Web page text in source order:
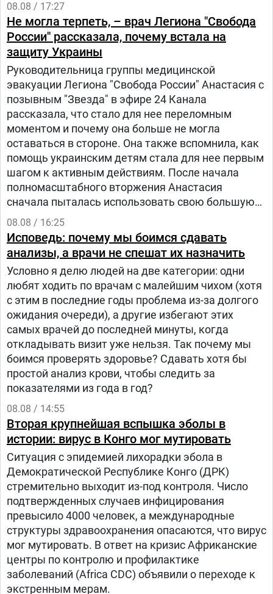
08.08 / 17:27
Не могла терпеть, – врач Легиона "Свобода
России" рассказала, почему встала на
защиту Украины
Руководительница группы медицинской
эвакуации Легиона "Свобода России" Анастасия с
позывным "Звезда" в эфире 24 Канала
рассказала, что стало для нее переломным
моментом и почему она больше не могла
оставаться в стороне. Она также вспомнила, как
помощь украинским детям стала для нее первым
шагом к активным действиям. После начала
полномасштабного вторжения Анастасия
сначала пыталась использовать свою большую
русскоязычную аудиторию, чтобы объяснять
людям в России, что на самом деле происходит в
Украине.
08.08 / 16:25
Исповедь: почему мы боимся сдавать
анализы, а врачи не спешат их назначить
Условно я делю людей на две категории: одни
любят ходить по врачам с малейшим чихом (хотя
с этим в последние годы проблема из-за долгого
ожидания очереди), а другие избегают этих
самых врачей до последней минуты, когда
откладывать визит уже нельзя. Так почему мы
боимся проверять здоровье? Сдавать хотя бы
простой анализ крови, чтобы следить за
показателями из года в год?
08.08 / 14:55
Вторая крупнейшая вспышка эболы в
истории: вирус в Конго мог мутировать
Ситуация с эпидемией лихорадки эбола в
Демократической Республике Конго (ДРК)
стремительно выходит из-под контроля. Число
подтвержденных случаев инфицирования
превысило 4000 человек, а международные
структуры здравоохранения опасаются, что вирус
мог мутировать. В ответ на кризис Африканские
центры по контролю и профилактике
заболеваний (Africa CDC) объявили о переходе к
экстренным мерам.